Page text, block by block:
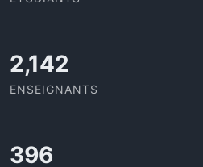
2,142
ENSEIGNANTS
408